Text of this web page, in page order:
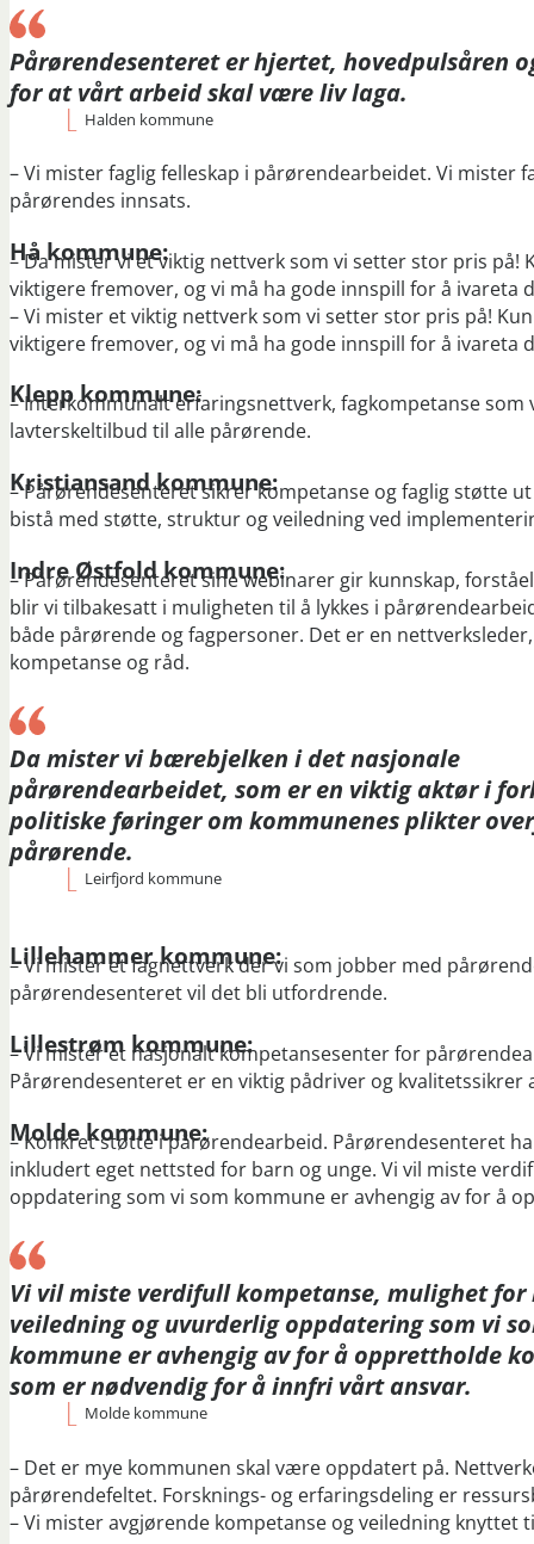
Pårørendesenteret er hjertet, hovedpulsåren
for at vårt arbeid skal være liv laga.
Halden kommune
– Vi mister faglig felleskap i pårørendearbeidet. Vi
pårørendes innsats.
Hå kommune:
– Da mister vi et viktig nettverk som vi setter stor pris
viktigere fremover, og vi må ha gode innspill for å ivareta
– Vi mister et viktig nettverk som vi setter stor pris på!
viktigere fremover, og vi må ha gode innspill for å ivareta
Klepp kommune:
– Interkommunalt erfaringsnettverk, fagkompetanse
lavterskeltilbud til alle pårørende.
Kristiansand kommune:
– Pårørendesenteret sikrer kompetanse og faglig støtte
bistå med støtte, struktur og veiledning ved
Indre Østfold kommune:
– Pårørendesenteret sine webinarer gir kunnskap,
blir vi tilbakesatt i muligheten til å lykkes i
både pårørende og fagpersoner. Det er en
kompetanse og råd.
Da mister vi bærebjelken i det nasjonale
pårørendearbeidet, som er en viktig aktør i
politiske føringer om kommunenes plikter
pårørende.
Leirfjord kommune
Lillehammer kommune:
– Vi mister et fagnettverk der vi som jobber med
pårørendesenteret vil det bli utfordrende.
Lillestrøm kommune:
– Vi mister et nasjonalt kompetansesenter for
Pårørendesenteret er en viktig pådriver og kvalitetssikrer
Molde kommune:
– Konkret støtte i pårørendearbeid. Pårørendesenteret
inkludert eget nettsted for barn og unge. Vi vil miste
oppdatering som vi som kommune er avhengig av for å
Vi vil miste verdifull kompetanse, mulighet
veiledning og uvurderlig oppdatering som vi
kommune er avhengig av for å opprettholde
som er nødvendig for å innfri vårt ansvar.
Molde kommune
– Det er mye kommunen skal være oppdatert på.
pårørendefeltet. Forsknings- og erfaringsdeling er
– Vi mister avgjørende kompetanse og veiledning